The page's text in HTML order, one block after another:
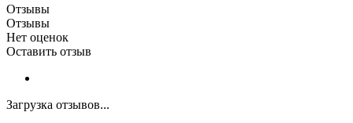
Отзывы
Отзывы
Нет оценок
Оставить отзыв
Загрузка отзывов...